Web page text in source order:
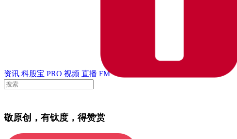
资讯 科股宝 PRO 视频 直播 FM
敬原创，有钛度，得赞赏